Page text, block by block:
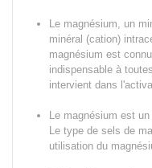
Le magnésium, un
minéral (cation)
magnésium est
indispensable à
intervient dans
Le magnésium est
Le type de sels de
utilisation du